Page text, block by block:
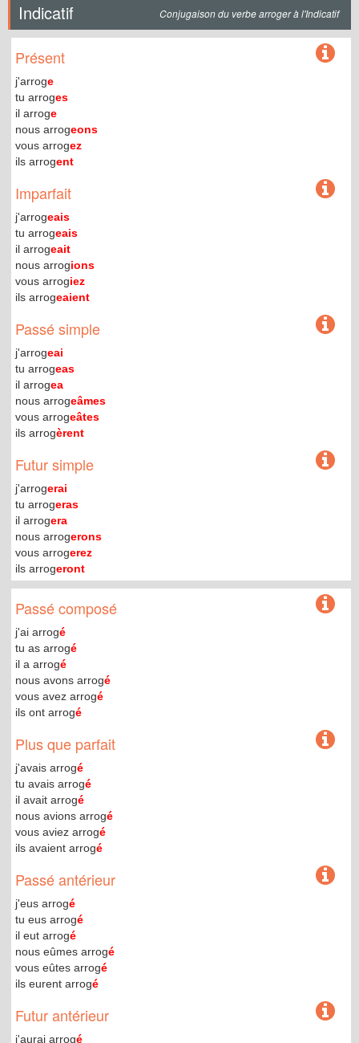
Indicatif Conjugaison du verbe arroger à l'Indicatif
Présent
j'arroge
tu arroges
il arroge
nous arrogeons
vous arrogez
ils arrogent
Imparfait
j'arrogeais
tu arrogeais
il arrogeait
nous arrogions
vous arrogiez
ils arrogeaient
Passé simple
j'arrogeai
tu arrogeas
il arrogea
nous arrogeâmes
vous arrogeâtes
ils arrogèrent
Futur simple
j'arrogerai
tu arrogeras
il arrogera
nous arrogerons
vous arrogerez
ils arrogeront
Passé composé
j'ai arrogé
tu as arrogé
il a arrogé
nous avons arrogé
vous avez arrogé
ils ont arrogé
Plus que parfait
j'avais arrogé
tu avais arrogé
il avait arrogé
nous avions arrogé
vous aviez arrogé
ils avaient arrogé
Passé antérieur
j'eus arrogé
tu eus arrogé
il eut arrogé
nous eûmes arrogé
vous eûtes arrogé
ils eurent arrogé
Futur antérieur
j'aurai arrogé